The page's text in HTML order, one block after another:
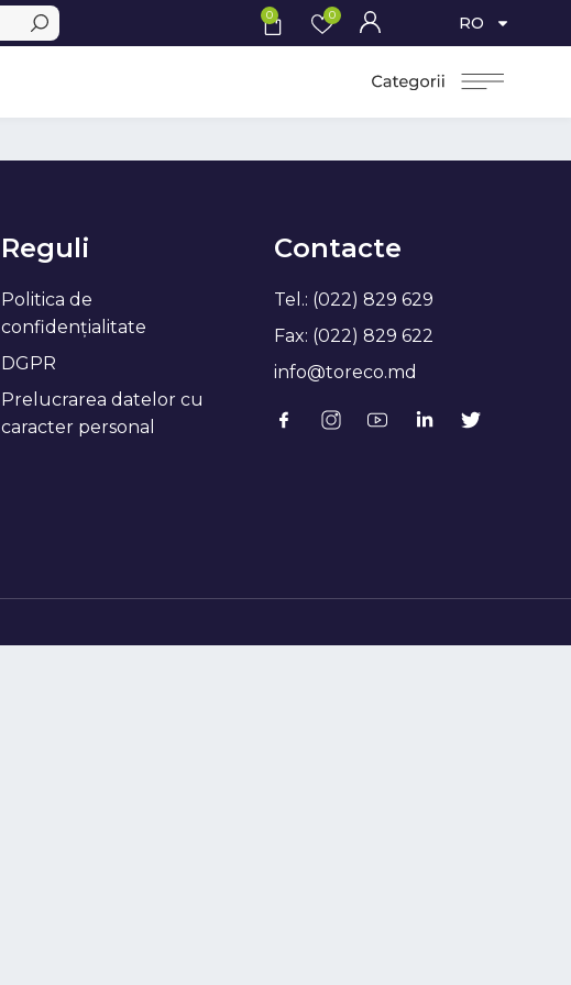
0 0 RO
Reguli
Politica de
confidențialitate
DGPR
Prelucrarea datelor cu
caracter personal
Contacte
Tel.: (022) 829 629
Fax: (022) 829 622
info@toreco.md